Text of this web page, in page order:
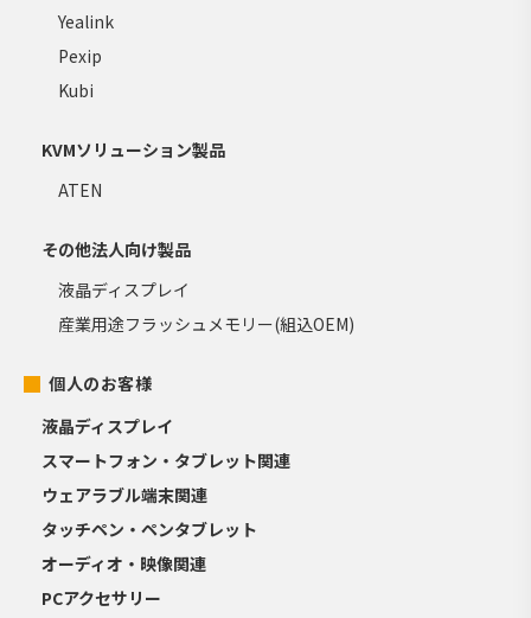
Yealink
Pexip
Kubi
KVMソリューション製品
ATEN
その他法人向け製品
液晶ディスプレイ
産業用途フラッシュメモリー(組込OEM)
個人のお客様
液晶ディスプレイ
スマートフォン・タブレット関連
ウェアラブル端末関連
タッチペン・ペンタブレット
オーディオ・映像関連
PCアクセサリー